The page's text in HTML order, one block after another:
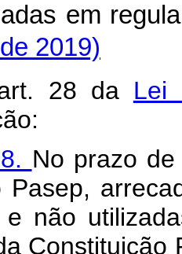
em
2019)
28 da Lei
No prazo
Pasep,
não
Constituição